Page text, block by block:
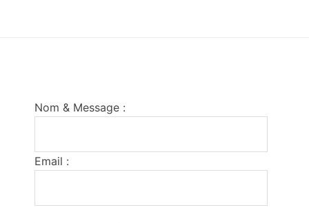
Nom & Message :
Email :